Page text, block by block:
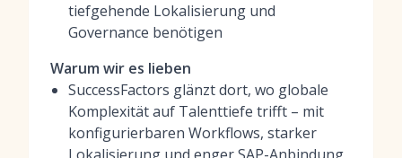
tiefgehende Lokalisierung und
Governance benötigen
Warum wir es lieben
SuccessFactors glänzt dort, wo globale
Komplexität auf Talenttiefe trifft – mit
konfigurierbaren Workflows, starker